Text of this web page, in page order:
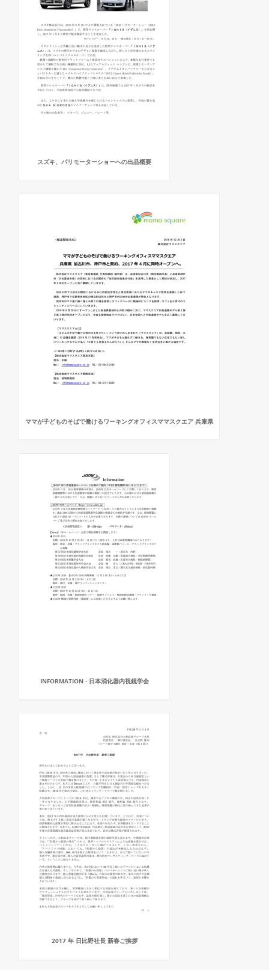
スズキ、パリモーターショーへの出品概要
ママが子どものそばで働けるワーキングオフィスママスクエア 兵庫県
INFORMATION - 日本消化器内視鏡学会
2017 年 日比野社長 新春ご挨拶